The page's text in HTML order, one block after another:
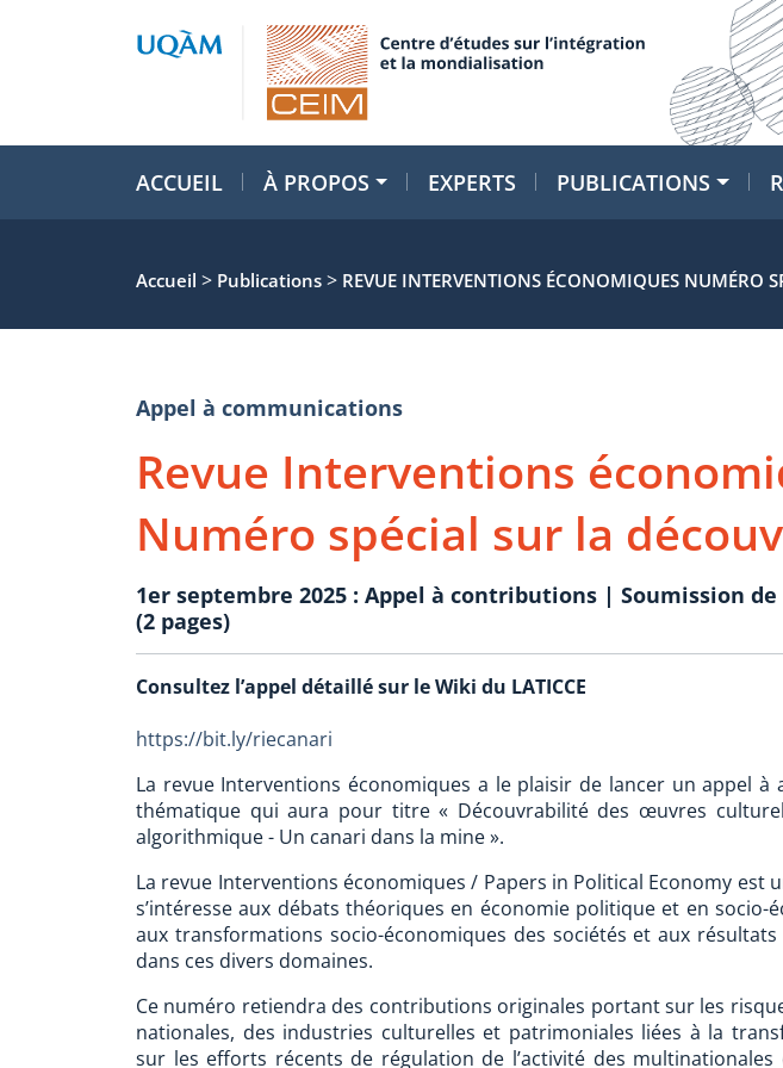
ACCUEIL À PROPOS EXPERTS PUBLICATIONS
Accueil > Publications > REVUE INTERVENTIONS ÉCONOMIQUES NUMÉRO
Appel à communications
Revue Interventions
Numéro spécial sur la
1er septembre 2025 : Appel à contributions | Soumission
(2 pages)
Consultez l’appel détaillé sur le Wiki du LATICCE
https://bit.ly/riecanari
La revue Interventions économiques a le plaisir de lancer un appel
thématique qui aura pour titre « Découvrabilité des œuvres
algorithmique - Un canari dans la mine ».
La revue Interventions économiques / Papers in Political Economy est
s’intéresse aux débats théoriques en économie politique et en socio-
aux transformations socio-économiques des sociétés et aux
dans ces divers domaines.
Ce numéro retiendra des contributions originales portant sur les
nationales, des industries culturelles et patrimoniales liées à la
sur les efforts récents de régulation de l’activité des